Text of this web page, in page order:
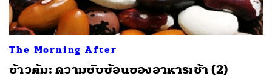
The Morning After
ข้าวต้ม: ความซับซ้อนของอาหารเช้า (2)